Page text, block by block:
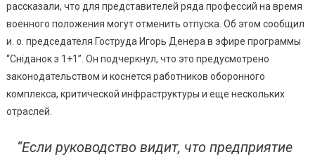
Для
Представителей
Ряда
Профессий
Могут
Отменить
рассказали, что для представителей ряда профессий на время
военного положения могут отменить отпуска. Об этом сообщил
и. о. председателя Гоструда Игорь Денера в эфире программы
“Сніданок з 1+1”. Он подчеркнул, что это предусмотрено
законодательством и коснется работников оборонного
комплекса, критической инфраструктуры и еще нескольких
отраслей.
“Если руководство видит, что предприятие